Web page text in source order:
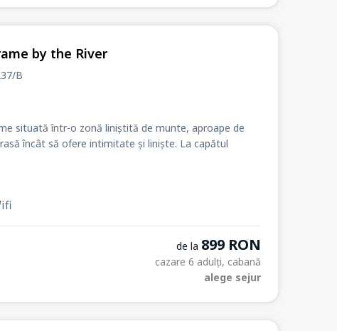
by the River
B
situată într-o zonă liniștită de munte, aproape de
încât să ofere intimitate și liniște. La capătul
de la 899 RON
cazare 6 adulți, cabană
alege sejur